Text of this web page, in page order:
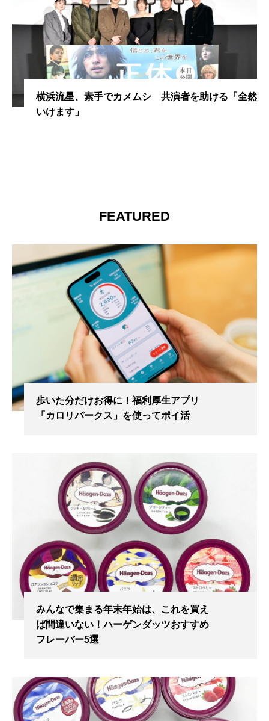
横浜流星、素手でカメムシ 共演者を助ける「全然
いけます」
FEATURED
歩いた分だけお得に！福利厚生アプリ
「カロリパークス」を使ってポイ活
みんなで集まる年末年始は、これを買え
ば間違いない！ハーゲンダッツおすすめ
フレーバー5選